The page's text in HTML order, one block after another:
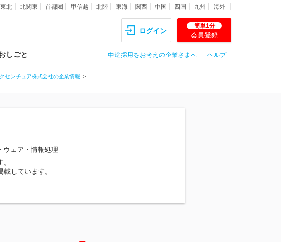
東北 北関東 首都圏 甲信越 北陸 東海 関西 中国 四国 九州 海外
ログイン
簡単1分
会員登録
しごと 中途採用をお考えの企業さまへ ヘルプ
センチュア株式会社の企業情報
ウェア・情報処理
しています。